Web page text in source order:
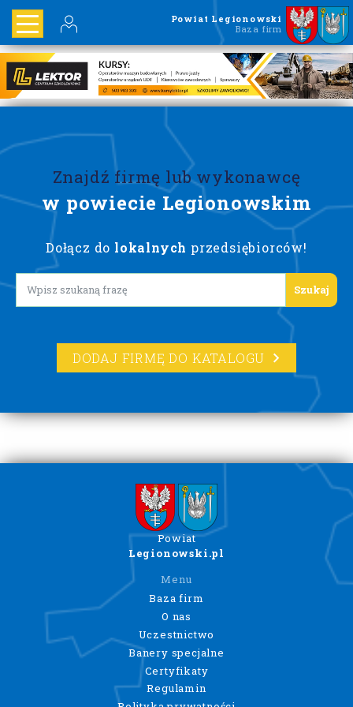
Powiat Legionowski
Baza firm
Znajdź firmę lub wykonawcę
w powiecie Legionowskim
Dołącz do lokalnych przedsiębiorców!
Lorem ipsum
DODAJ FIRMĘ DO KATALOGU
Powiat
Legionowski.pl
Menu
Baza firm
O nas
Uczestnictwo
Banery specjalne
Certyfikaty
Regulamin